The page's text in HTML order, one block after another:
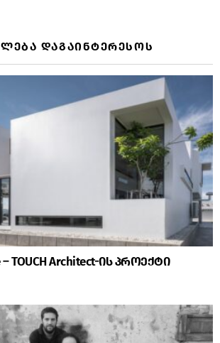
ᲓᲐᲒᲐᲘᲜᲢᲔᲠᲔᲡᲝᲡ
– TOUCH Architect-ის პროექტი